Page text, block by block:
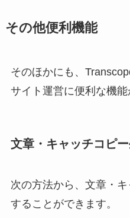
その他便利機能
そのほかにも、
サイト運営に便利な機能
文章・キャッチコピ
次の方法から、文章・
することができます。